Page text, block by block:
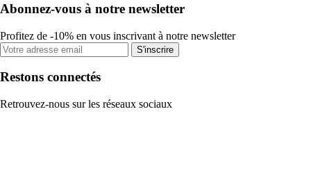
Abonnez-vous à notre newsletter
Profitez de -10% en vous inscrivant à notre newsletter
S'inscrire
Restons connectés
Retrouvez-nous sur les réseaux sociaux